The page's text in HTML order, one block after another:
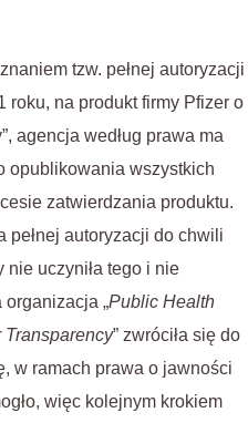
tzw. pełnej autoryzacji
roku, na produkt firmy Pfizer o
agencja według prawa ma
opublikowania wszystkich
zatwierdzania produktu.
pełnej autoryzacji do chwili
uczyniła tego i nie
organizacja „Public Health
” zwróciła się do
w ramach prawa o jawności
więc kolejnym krokiem